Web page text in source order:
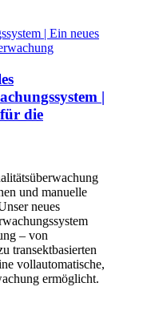
|
die
und manuelle
neues
– von
transektbasierten
vollautomatische,
ermöglicht.